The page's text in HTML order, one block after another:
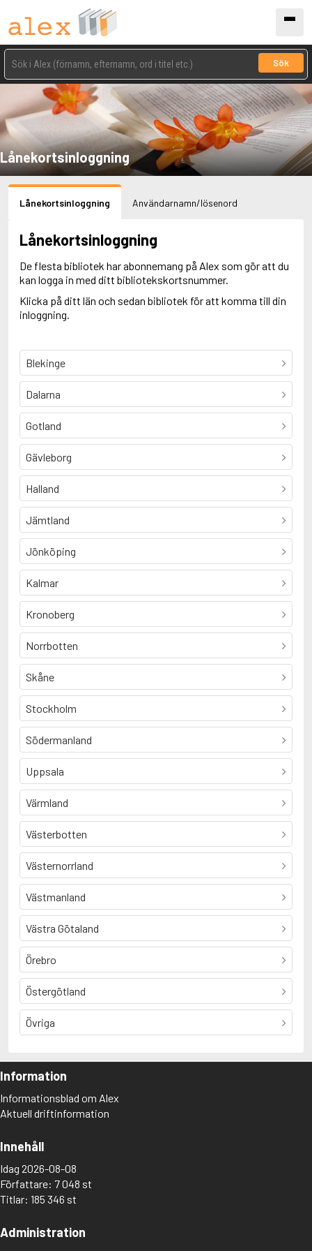
Sök
Lånekortsinloggning
Lånekortsinloggning Användarnamn/lösenord
Lånekortsinloggning
De flesta bibliotek har abonnemang på Alex som gör att du
kan logga in med ditt bibliotekskortsnummer.
Klicka på ditt län och sedan bibliotek för att komma till din
inloggning.
Blekinge
Dalarna
Gotland
Gävleborg
Halland
Jämtland
Jönköping
Kalmar
Kronoberg
Norrbotten
Skåne
Stockholm
Södermanland
Uppsala
Värmland
Västerbotten
Västernorrland
Västmanland
Västra Götaland
Örebro
Östergötland
Övriga
Information
Informationsblad om Alex
Aktuell driftinformation
Innehåll
Idag 2026-08-08
Författare: 7 048 st
Titlar: 185 346 st
Administration